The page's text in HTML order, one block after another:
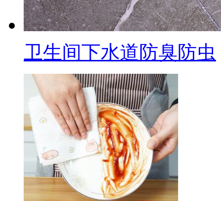
卫生间下水道防臭防虫